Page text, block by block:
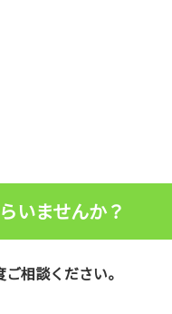
いませんか？
相談ください。